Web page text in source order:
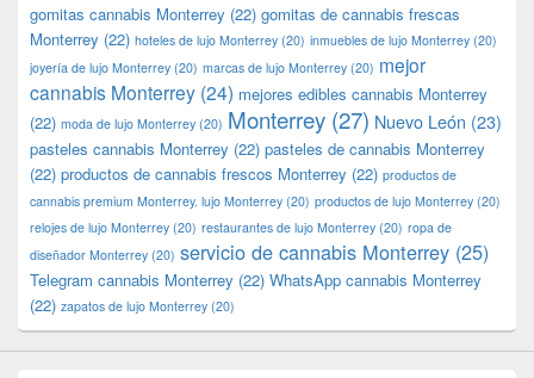
gomitas cannabis Monterrey (22) gomitas de cannabis frescas
Monterrey (22) hoteles de lujo Monterrey (20) inmuebles de lujo Monterrey (20)
joyería de lujo Monterrey (20) marcas de lujo Monterrey (20) mejor
cannabis Monterrey (24) mejores edibles cannabis Monterrey
(22) moda de lujo Monterrey (20) Monterrey (27) Nuevo León (23)
pasteles cannabis Monterrey (22) pasteles de cannabis Monterrey
(22) productos de cannabis frescos Monterrey (22) productos de
cannabis premium Monterrey. lujo Monterrey (20) productos de lujo Monterrey (20)
relojes de lujo Monterrey (20) restaurantes de lujo Monterrey (20) ropa de
diseñador Monterrey (20) servicio de cannabis Monterrey (25)
Telegram cannabis Monterrey (22) WhatsApp cannabis Monterrey
(22) zapatos de lujo Monterrey (20)